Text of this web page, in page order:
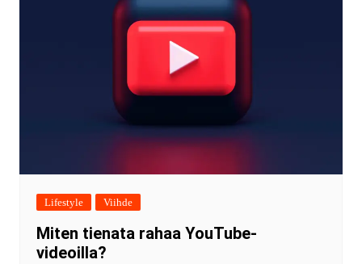
Lifestyle Viihde
Miten tienata rahaa YouTube-
videoilla?